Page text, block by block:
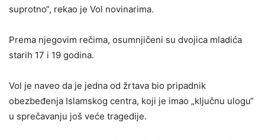
suprotno“, rekao je Vol novinarima.
Prema njegovim rečima, osumnjičeni su dvojica mladića
starih 17 i 19 godina.
Vol je naveo da je jedna od žrtava bio pripadnik
obezbeđenja Islamskog centra, koji je imao „ključnu ulogu“
u sprečavanju još veće tragedije.